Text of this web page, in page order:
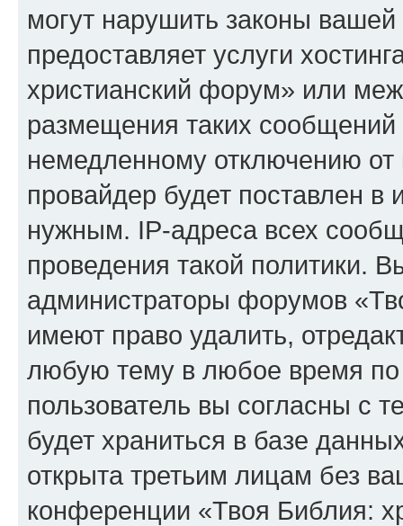
могут нарушить законы
предоставляет услуги
христианский форум» или
размещения таких
немедленному отключению
провайдер будет поставлен в
нужным. IP-адреса всех
проведения такой политики.
администраторы форумов
имеют право удалить,
любую тему в любое время
пользователь вы согласны с
будет храниться в базе
открыта третьим лицам без
конференции «Твоя Библия: